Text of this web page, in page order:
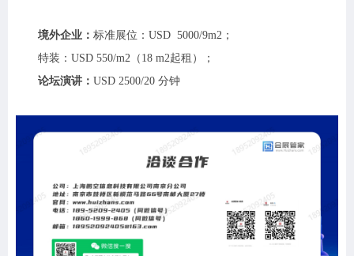
境外企业： 标准展位：USD 5000/9m2；
特装：USD 550/m2（18 m2起租）；
论坛演讲： USD 2500/20 分钟